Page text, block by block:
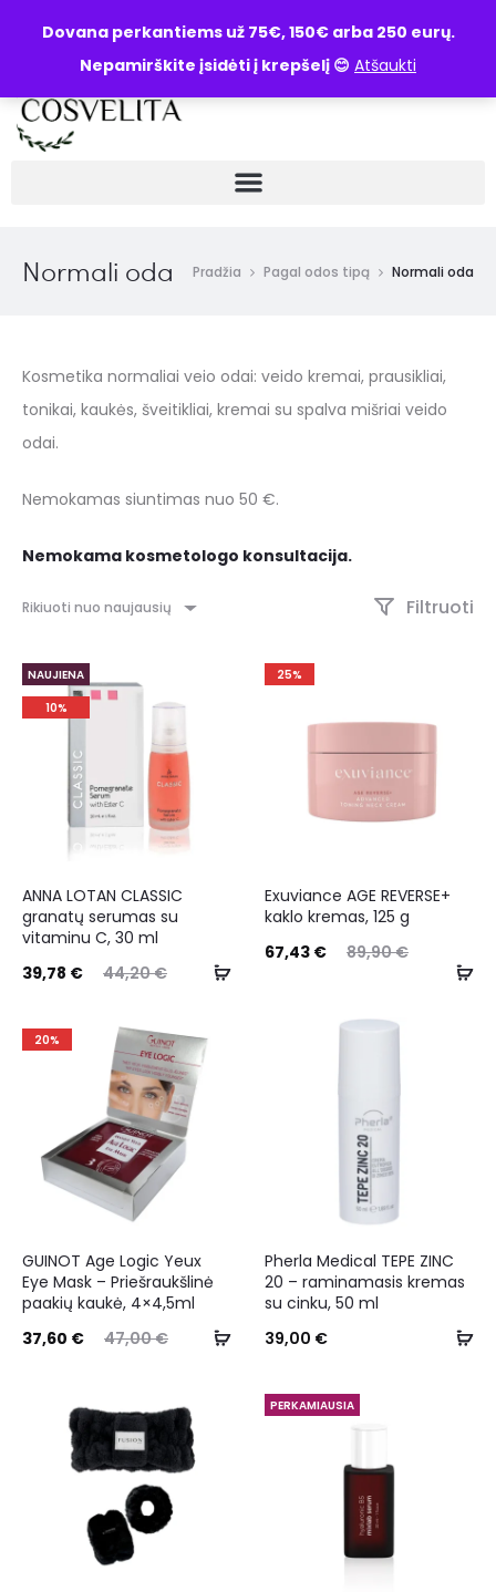
Dovana perkantiems už 75€, 150€ arba 250 eurų.
Nepamirškite įsidėti į krepšelį 😊 Atšaukti
UŽKLAUSA
Normali oda Pradžia Pagal odos tipą Normali oda
Kosmetika normaliai veio odai: veido kremai, prausikliai,
tonikai, kaukės, šveitikliai, kremai su spalva mišriai veido
odai.
Nemokamas siuntimas nuo 50 €.
Nemokama kosmetologo konsultacija.
Rikiuoti nuo naujausių Filtruoti
NAUJIENA
10%
ANNA LOTAN CLASSIC
granatų serumas su
vitaminu C, 30 ml
44,20€
39,78 €
25%
Exuviance AGE REVERSE+
kaklo kremas, 125 g
89,90€
67,43 €
20%
GUINOT Age Logic Yeux
Eye Mask – Priešraukšlinė
paakių kaukė, 4×4,5ml
47,00€
37,60 €
Pherla Medical TEPE ZINC
20 – raminamasis kremas
su cinku, 50 ml
39,00 €
PERKAMIAUSIA